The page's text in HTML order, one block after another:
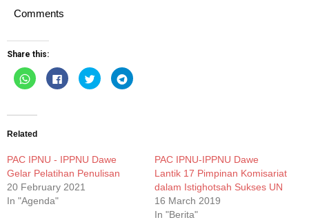
Comments
Share this:
Click
to
share
(Opens
new
Click
to
share
Click
to
share
Click
to
Related
PAC IPNU - IPPNU Dawe
Gelar Pelatihan Penulisan
20 February 2021
In "Agenda"
PAC IPNU-IPPNU Dawe
Lantik 17 Pimpinan Komisariat
dalam Istighotsah Sukses UN
16 March 2019
In "Berita"